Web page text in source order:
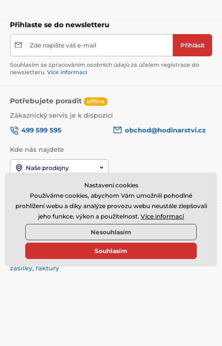
Přihlaste se do newsletteru
Zde napište váš e-mail Přihlásit
Souhlasím se zpracováním osobních údajů za účelem registrace do
newsletteru. Více informací
Potřebujete poradit offline
Zákaznický servis je k dispozici
499 599 595
obchod@hodinarstvi.cz
Kde nás najdete
Naše prodejny
DŮLEŽITÉ ODKAZY
Záruka nejnižší ceny s 5%
bonusem
Stav objednávky, sledování
zásilky, faktury
Nastavení cookies
Používáme cookies, abychom Vám umožnili pohodlné
prohlížení webu a díky analýze provozu webu neustále zlepšovali
jeho funkce, výkon a použitelnost. Více informací
Nesouhlasím
Souhlasím